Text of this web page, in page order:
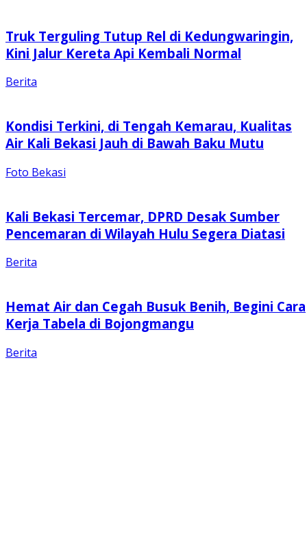
Truk Terguling Tutup Rel di Kedungwaringin,
Kini Jalur Kereta Api Kembali Normal
Berita
Kondisi Terkini, di Tengah Kemarau, Kualitas
Air Kali Bekasi Jauh di Bawah Baku Mutu
Foto Bekasi
Kali Bekasi Tercemar, DPRD Desak Sumber
Pencemaran di Wilayah Hulu Segera Diatasi
Berita
Hemat Air dan Cegah Busuk Benih, Begini Cara
Kerja Tabela di Bojongmangu
Berita